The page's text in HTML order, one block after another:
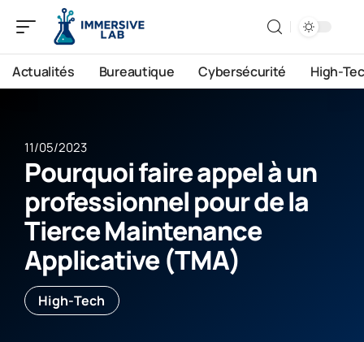
Actualités Bureautique Cybersécurité High-
11/05/2023
Pourquoi faire appel à un
professionnel pour de la
Tierce Maintenance
Applicative (TMA)
High-Tech